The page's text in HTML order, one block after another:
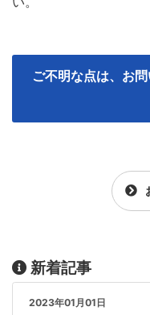
ご不明な点は、お
新着記事
2023年01月01日